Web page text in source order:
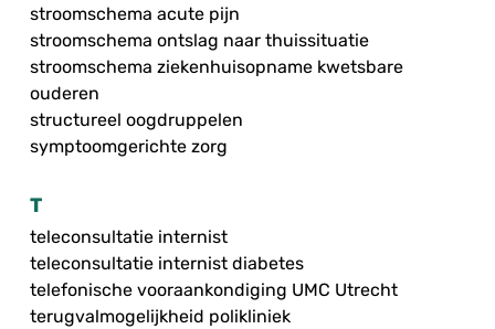
stroomschema acute pijn
stroomschema ontslag naar thuissituatie
stroomschema ziekenhuisopname kwetsbare
ouderen
structureel oogdruppelen
symptoomgerichte zorg
T
teleconsultatie internist
teleconsultatie internist diabetes
telefonische vooraankondiging UMC Utrecht
terugvalmogelijkheid polikliniek